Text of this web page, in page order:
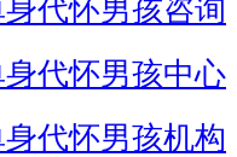
代怀男孩咨询
代怀男孩中心
代怀男孩机构